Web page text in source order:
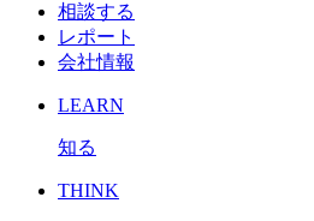
相談する
レポート
会社情報
LEARN
知る
THINK